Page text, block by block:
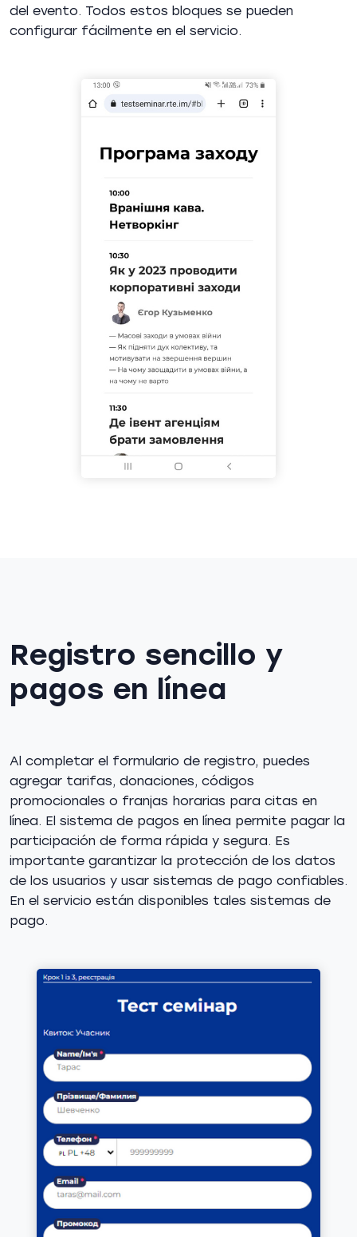
del evento. Todos estos bloques se pueden
configurar fácilmente en el servicio.
Registro sencillo y
pagos en línea
Al completar el formulario de registro, puedes
agregar tarifas, donaciones, códigos
promocionales o franjas horarias para citas en
línea. El sistema de pagos en línea permite pagar la
participación de forma rápida y segura. Es
importante garantizar la protección de los datos
de los usuarios y usar sistemas de pago confiables.
En el servicio están disponibles tales sistemas de
pago.